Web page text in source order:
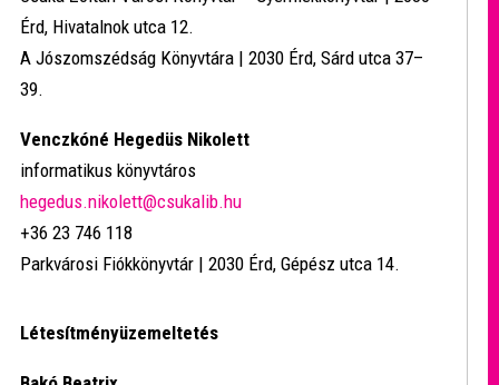
Érd, Hivatalnok utca 12.
A Jószomszédság Könyvtára | 2030 Érd, Sárd utca 37–
39.
Venczkóné Hegedüs Nikolett
informatikus könyvtáros
hegedus.nikolett@csukalib.hu
+36 23 746 118
Parkvárosi Fiókkönyvtár | 2030 Érd, Gépész utca 14.
Létesítményüzemeltetés